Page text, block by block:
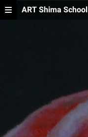
ART Shima School